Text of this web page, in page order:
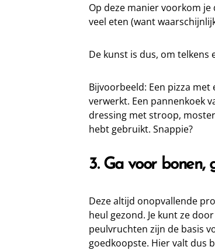
Op deze manier voorkom je
veel eten (want
De kunst is dus, om telkens
Bijvoorbeeld: Een pizza
verwerkt. Een pannenkoek
dressing met stroop,
hebt gebruikt. Snappie?
3. Ga voor bonen,
Deze altijd onopvallende
heul gezond. Je kunt ze
peulvruchten zijn de basis
goedkoopste. Hier valt dus